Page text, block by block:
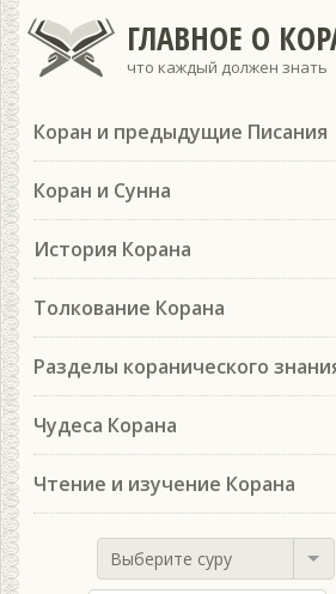
ГЛАВНОЕ О
что каждый должен знать
Коран и предыдущие Писания
Коран и Сунна
История Корана
Толкование Корана
Разделы коранического
Чудеса Корана
Чтение и изучение Корана
Выберите суру